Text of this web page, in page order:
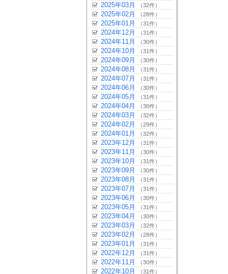
2025年03月 （32件）
2025年02月 （28件）
2025年01月 （31件）
2024年12月 （31件）
2024年11月 （30件）
2024年10月 （31件）
2024年09月 （30件）
2024年08月 （31件）
2024年07月 （31件）
2024年06月 （30件）
2024年05月 （31件）
2024年04月 （30件）
2024年03月 （32件）
2024年02月 （29件）
2024年01月 （32件）
2023年12月 （31件）
2023年11月 （30件）
2023年10月 （31件）
2023年09月 （30件）
2023年08月 （31件）
2023年07月 （31件）
2023年06月 （30件）
2023年05月 （31件）
2023年04月 （30件）
2023年03月 （32件）
2023年02月 （28件）
2023年01月 （31件）
2022年12月 （31件）
2022年11月 （30件）
2022年10月 （31件）